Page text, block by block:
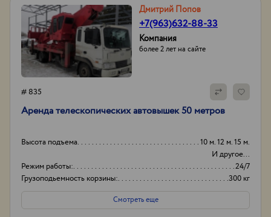
Дмитрий Попов
+7(963)632-88-33
Компания
более 2 лет на сайте
# 835
Аренда телескопических автовышек 50 метров
Высота подъема
10 м. 12 м. 15 м.
И другое...
Режим работы:
24/7
Грузоподьемность корзины:
300 кг
Боковой вылет стрелы
20м
Смотреть еще